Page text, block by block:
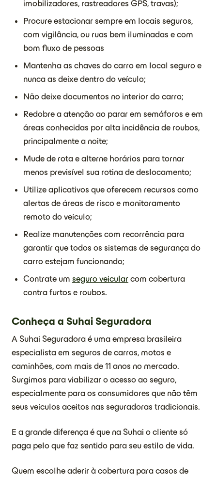
imobilizadores, rastreadores GPS, travas);
Procure estacionar sempre em locais seguros,
com vigilância, ou ruas bem iluminadas e com
bom fluxo de pessoas
Mantenha as chaves do carro em local seguro e
nunca as deixe dentro do veículo;
Não deixe documentos no interior do carro;
Redobre a atenção ao parar em semáforos e em
áreas conhecidas por alta incidência de roubos,
principalmente a noite;
Mude de rota e alterne horários para tornar
menos previsível sua rotina de deslocamento;
Utilize aplicativos que oferecem recursos como
alertas de áreas de risco e monitoramento
remoto do veículo;
Realize manutenções com recorrência para
garantir que todos os sistemas de segurança do
carro estejam funcionando;
Contrate um seguro veicular com cobertura
contra furtos e roubos.
Conheça a Suhai Seguradora
A Suhai Seguradora é uma empresa brasileira
especialista em seguros de carros, motos e
caminhões, com mais de 11 anos no mercado.
Surgimos para viabilizar o acesso ao seguro,
especialmente para os consumidores que não têm
seus veículos aceitos nas seguradoras tradicionais.
E a grande diferença é que na Suhai o cliente só
paga pelo que faz sentido para seu estilo de vida.
Quem escolhe aderir à cobertura para casos de